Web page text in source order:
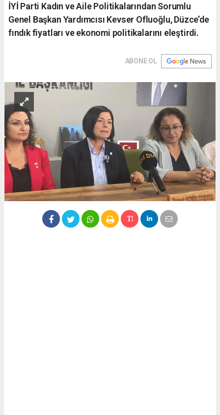
İYİ Parti Kadın ve Aile Politikalarından Sorumlu
Genel Başkan Yardımcısı Kevser Ofluoğlu, Düzce’de
fındık fiyatları ve ekonomi politikalarını eleştirdi.
ABONE OL